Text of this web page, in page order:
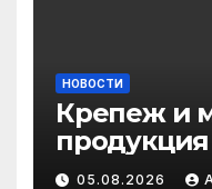
НОВОСТИ
Крепеж и
продукция
и 05.08.2026